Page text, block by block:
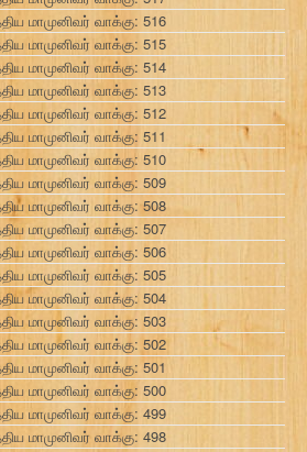
மாமுனிவர் வாக்கு: 516
மாமுனிவர் வாக்கு: 515
மாமுனிவர் வாக்கு: 514
மாமுனிவர் வாக்கு: 513
மாமுனிவர் வாக்கு: 512
மாமுனிவர் வாக்கு: 511
மாமுனிவர் வாக்கு: 510
மாமுனிவர் வாக்கு: 509
மாமுனிவர் வாக்கு: 508
மாமுனிவர் வாக்கு: 507
மாமுனிவர் வாக்கு: 506
மாமுனிவர் வாக்கு: 505
மாமுனிவர் வாக்கு: 504
மாமுனிவர் வாக்கு: 503
மாமுனிவர் வாக்கு: 502
மாமுனிவர் வாக்கு: 501
மாமுனிவர் வாக்கு: 500
மாமுனிவர் வாக்கு: 499
மாமுனிவர் வாக்கு: 498